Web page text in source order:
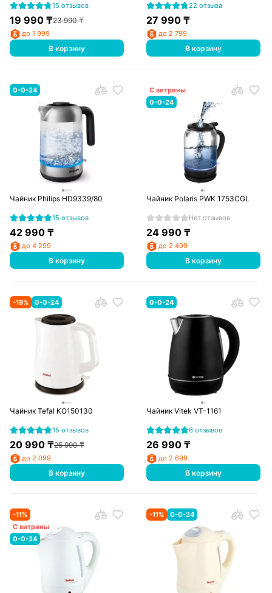
15 отзывов
19 990₸23 990₸
до 1 999
В корзину
22 отзыва
27 990 ₸
до 2 799
В корзину
0-0-24
Чайник Philips HD9339/80
15 отзывов
42 990₸
до 4 299
В корзину
С витрины
0-0-24
Чайник Polaris PWK 1753CGL
Нет отзывов
24 990 ₸
до 2 499
В корзину
-19% 0-0-24
Чайник Tefal KO150130
15 отзывов
20 990₸25 990₸
до 2 099
В корзину
0-0-24
Чайник Vitek VT-1161
6 отзывов
26 990 ₸
до 2 699
В корзину
-11%
С витрины
0-0-24
-11% 0-0-24